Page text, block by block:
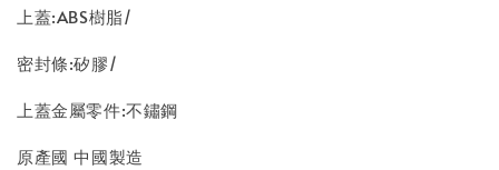
上蓋:ABS樹脂/
密封條:矽膠/
上蓋金屬零件:不鏽鋼
原產國 中國製造